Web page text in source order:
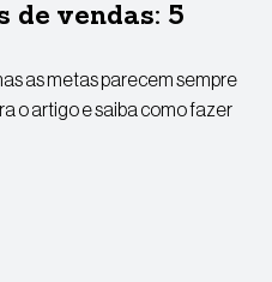
de vendas: 5
as metas parecem sempre
o artigo e saiba como fazer